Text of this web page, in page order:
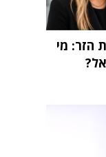
הזר: מי